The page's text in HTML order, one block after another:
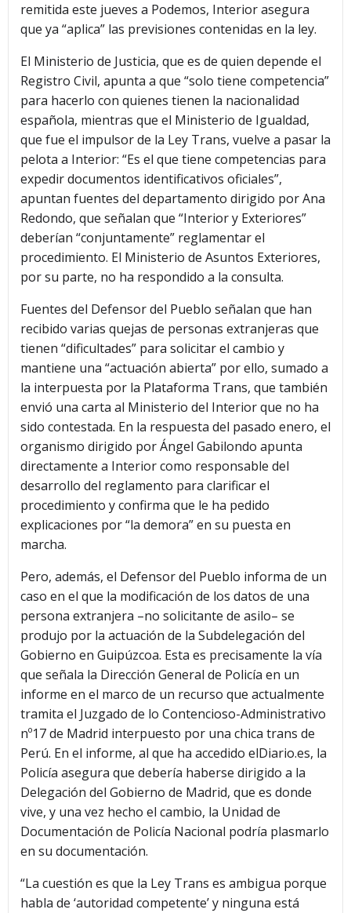
remitida este jueves a Podemos, Interior asegura
que ya “aplica” las previsiones contenidas en la ley.
El Ministerio de Justicia, que es de quien depende el
Registro Civil, apunta a que “solo tiene competencia”
para hacerlo con quienes tienen la nacionalidad
española, mientras que el Ministerio de Igualdad,
que fue el impulsor de la Ley Trans, vuelve a pasar la
pelota a Interior: “Es el que tiene competencias para
expedir documentos identificativos oficiales”,
apuntan fuentes del departamento dirigido por Ana
Redondo, que señalan que “Interior y Exteriores”
deberían “conjuntamente” reglamentar el
procedimiento. El Ministerio de Asuntos Exteriores,
por su parte, no ha respondido a la consulta.
Fuentes del Defensor del Pueblo señalan que han
recibido varias quejas de personas extranjeras que
tienen “dificultades” para solicitar el cambio y
mantiene una “actuación abierta” por ello, sumado a
la interpuesta por la Plataforma Trans, que también
envió una carta al Ministerio del Interior que no ha
sido contestada. En la respuesta del pasado enero, el
organismo dirigido por Ángel Gabilondo apunta
directamente a Interior como responsable del
desarrollo del reglamento para clarificar el
procedimiento y confirma que le ha pedido
explicaciones por “la demora” en su puesta en
marcha.
Pero, además, el Defensor del Pueblo informa de un
caso en el que la modificación de los datos de una
persona extranjera –no solicitante de asilo– se
produjo por la actuación de la Subdelegación del
Gobierno en Guipúzcoa. Esta es precisamente la vía
que señala la Dirección General de Policía en un
informe en el marco de un recurso que actualmente
tramita el Juzgado de lo Contencioso-Administrativo
nº17 de Madrid interpuesto por una chica trans de
Perú. En el informe, al que ha accedido elDiario.es, la
Policía asegura que debería haberse dirigido a la
Delegación del Gobierno de Madrid, que es donde
vive, y una vez hecho el cambio, la Unidad de
Documentación de Policía Nacional podría plasmarlo
en su documentación.
“La cuestión es que la Ley Trans es ambigua porque
habla de ‘autoridad competente’ y ninguna está